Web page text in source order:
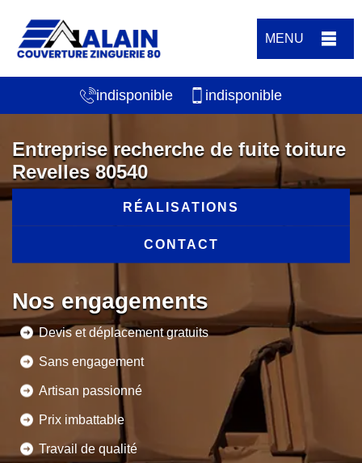
MENU
indisponible indisponible
Entreprise recherche de fuite toiture
Revelles 80540
RÉALISATIONS
CONTACT
Nos engagements
Devis et déplacement gratuits
Sans engagement
Artisan passionné
Prix imbattable
Travail de qualité